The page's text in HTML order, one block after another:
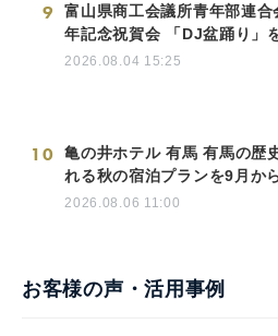
9
富山県商工会議所青年部連合
年記念祝賀会 「DJ盆踊り」
2026.08.04 15:25
10
亀の井ホテル 有馬 有馬の歴
れる秋の宿泊プランを9月か
2026.08.06 11:00
お客様の声・活用事例